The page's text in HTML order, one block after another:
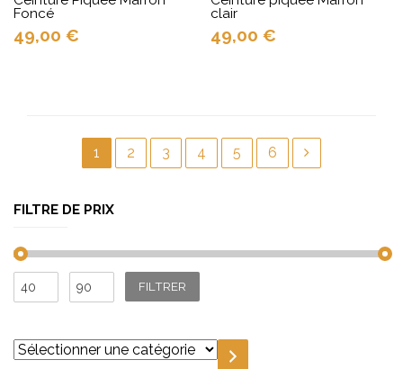
Foncé
49,00 €
clair
49,00 €
1 2 3 4 5 6
FILTRE DE PRIX
Prix
Prix FILTRER
Sélectionner
une